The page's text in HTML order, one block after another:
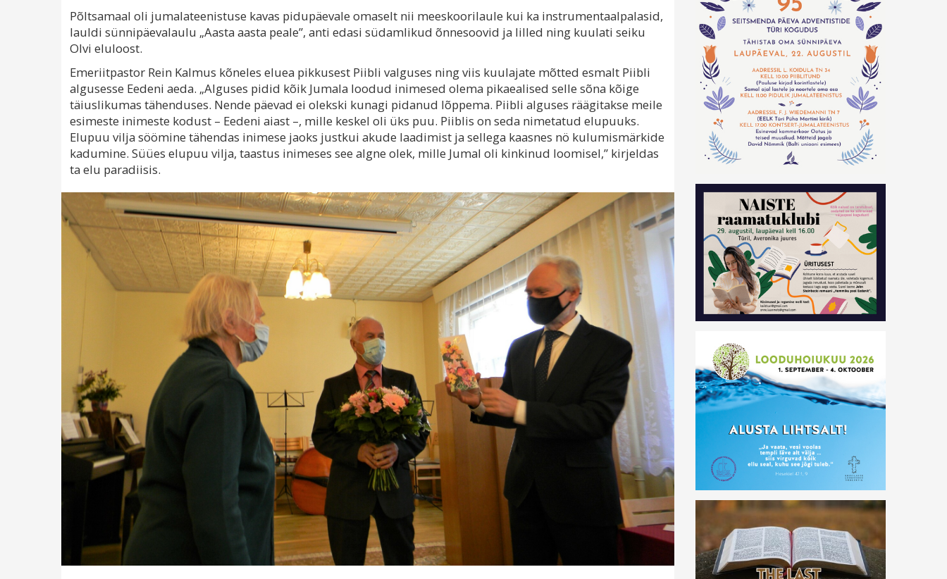
Põltsamaal oli jumalateenistuse kavas pidupäevale omaselt nii meeskoorilaule kui ka instrumentaalpalasid,
lauldi sünnipäevalaulu „Aasta aasta peale”, anti edasi südamlikud õnnesoovid ja lilled ning kuulati seiku
Olvi eluloost.
Emeriitpastor Rein Kalmus kõneles eluea pikkusest Piibli valguses ning viis kuulajate mõtted esmalt Piibli
algusesse Eedeni aeda. „Alguses pidid kõik Jumala loodud inimesed olema pikaealised selle sõna kõige
täiuslikumas tähenduses. Nende päevad ei olekski kunagi pidanud lõppema. Piibli alguses räägitakse meile
esimeste inimeste kodust – Eedeni aiast –, mille keskel oli üks puu. Piiblis on seda nimetatud elupuuks.
Elupuu vilja söömine tähendas inimese jaoks justkui akude laadimist ja sellega kaasnes nö kulumismärkide
kadumine. Süües elupuu vilja, taastus inimeses see algne olek, mille Jumal oli kinkinud loomisel,” kirjeldas
ta elu paradiisis.